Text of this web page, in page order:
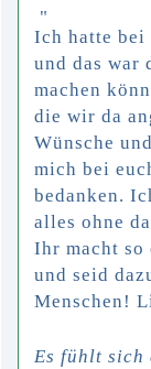
"
Ich hatte bei
und das war
machen
die wir da
Wünsche
mich bei
bedanken.
alles ohne
Ihr macht
und seid
Menschen!
Es fühlt sich